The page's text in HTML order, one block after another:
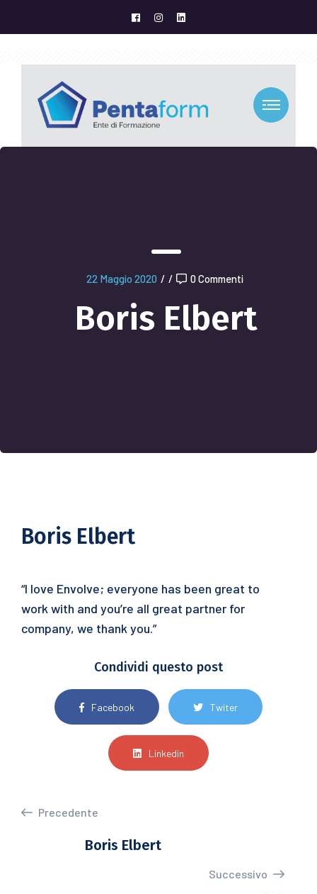
22 Maggio 2020 / / 0 Commenti
Boris Elbert
Boris Elbert
“I love Envolve; everyone has been great to
work with and you’re all great partner for
company, we thank you.”
Condividi questo post
Facebook Twiter
Linkedin
Precedente
Boris Elbert
Successivo